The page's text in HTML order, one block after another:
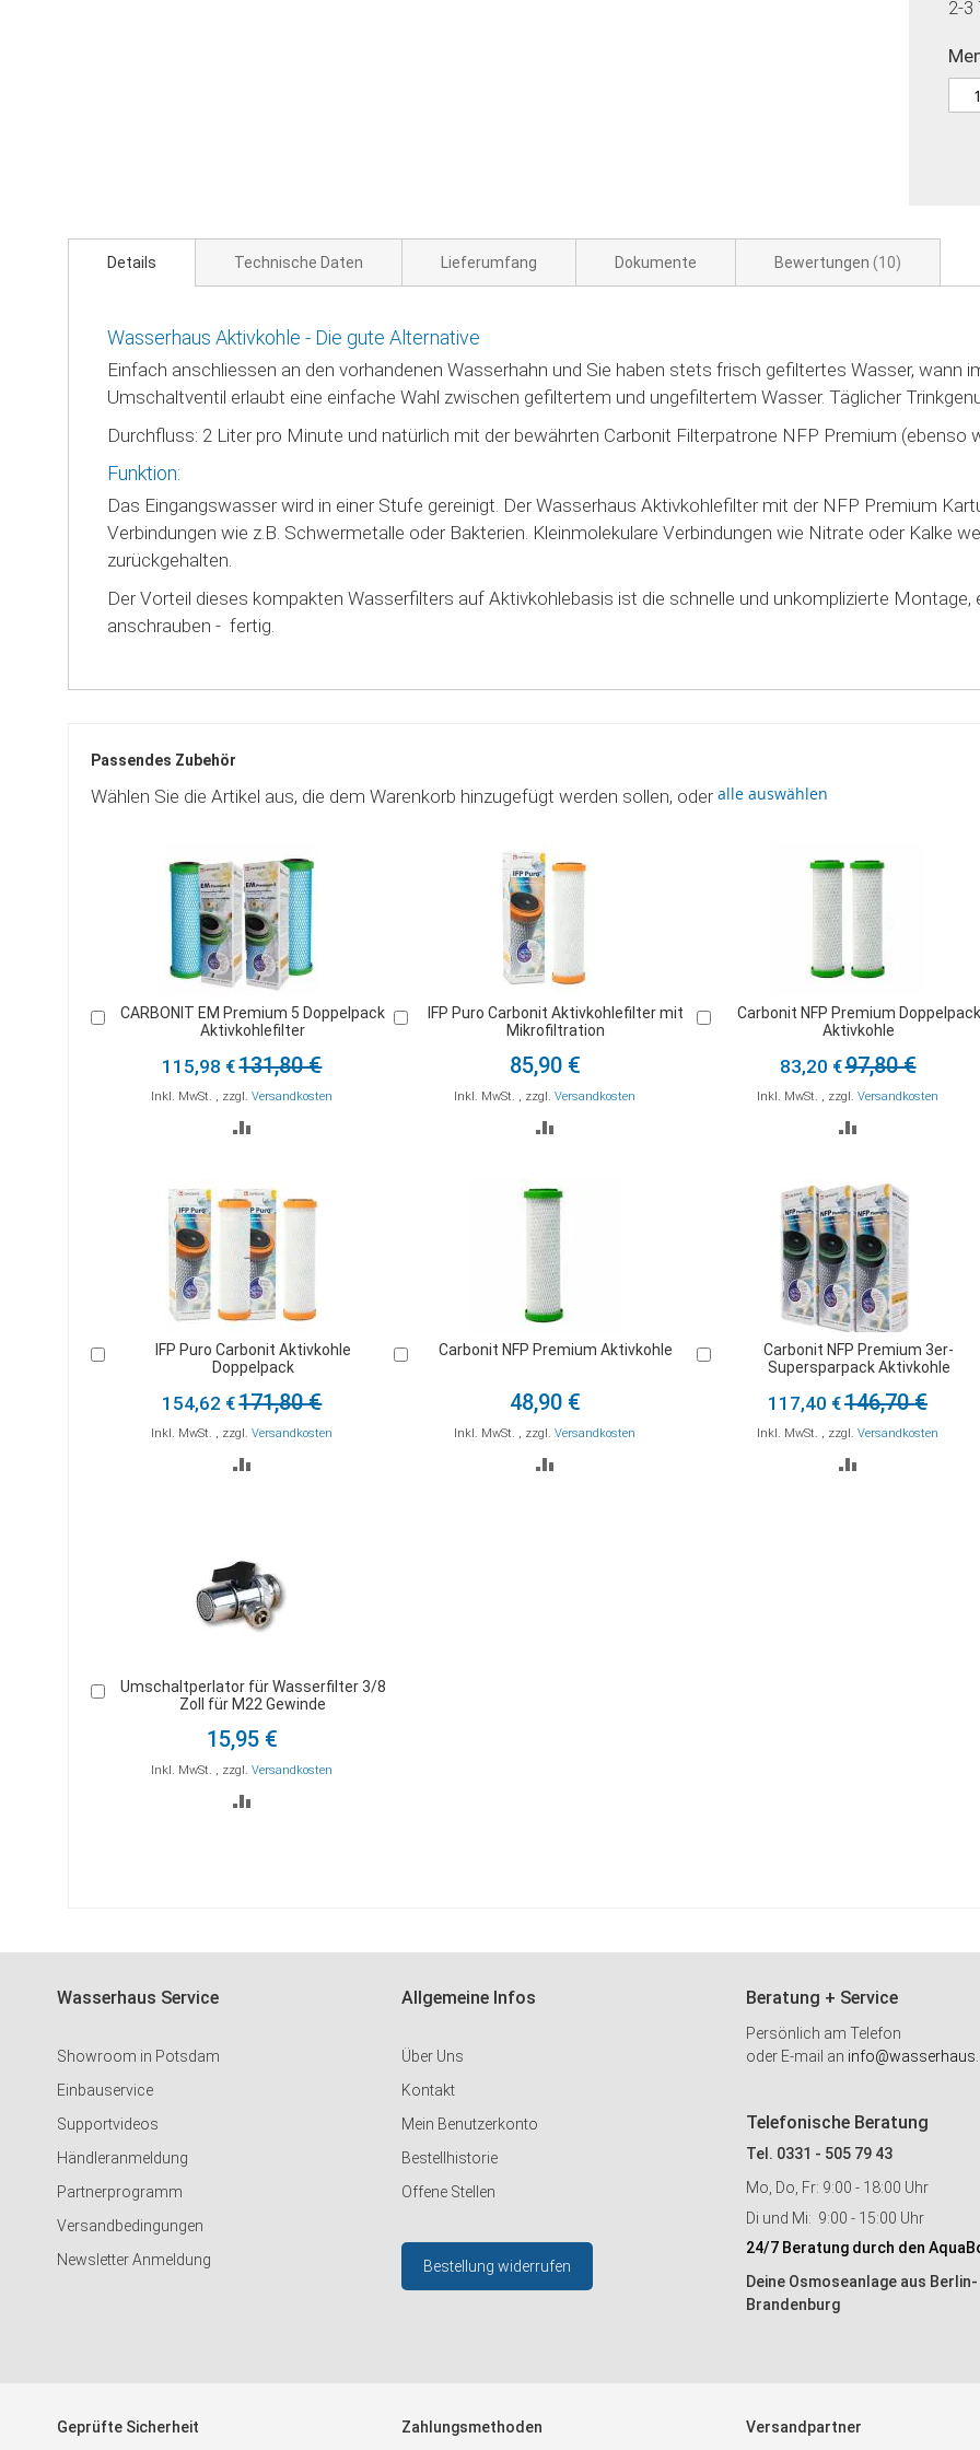
2-3
Details Technische Daten Lieferumfang Dokumente Bewertungen 10
Wasserhaus Aktivkohle - Die gute Alternative
Einfach anschliessen an den vorhandenen Wasserhahn und Sie haben stets frisch gefiltertes Wasser, wann
Umschaltventil erlaubt eine einfache Wahl zwischen gefiltertem und ungefiltertem Wasser. Täglicher
Durchfluss: 2 Liter pro Minute und natürlich mit der bewährten Carbonit Filterpatrone NFP Premium (ebenso
Funktion:
Das Eingangswasser wird in einer Stufe gereinigt. Der Wasserhaus Aktivkohlefilter mit der NFP Premium
Verbindungen wie z.B. Schwermetalle oder Bakterien. Kleinmolekulare Verbindungen wie Nitrate oder Kalke
zurückgehalten.
Der Vorteil dieses kompakten Wasserfilters auf Aktivkohlebasis ist die schnelle und unkomplizierte
anschrauben - fertig.
Passendes Zubehör
Wählen Sie die Artikel aus, die dem Warenkorb hinzugefügt werden sollen, oderalle auswählen
CARBONIT EM Premium 5 Doppelpack
Aktivkohlefilter
115,98 €131,80 €
Inkl. MwSt. , zzgl.Versandkosten
In
HINZUFÜGEN
IFP Puro Carbonit Aktivkohlefilter mit
Mikrofiltration
85,90 €
Inkl. MwSt. , zzgl.Versandkosten
HINZUFÜGEN
Carbonit NFP Premium Doppelpack
Aktivkohle
83,20 €97,80 €
Inkl. MwSt. , zzgl.Versandkosten
HINZUFÜGEN
IFP Puro Carbonit Aktivkohle
Doppelpack
154,62 €171,80 €
Inkl. MwSt. , zzgl.Versandkosten
Carbonit NFP Premium Aktivkohle
48,90 €
Inkl. MwSt. , zzgl.Versandkosten
Carbonit NFP Premium 3er-
Supersparpack Aktivkohle
117,40 €146,70 €
Inkl. MwSt. , zzgl.Versandkosten
Umschaltperlator für Wasserfilter 3/8
Zoll für M22 Gewinde
15,95 €
Inkl. MwSt. , zzgl.Versandkosten
In
Wasserhaus Service
Showroom in Potsdam
Einbauservice
Supportvideos
Händleranmeldung
Partnerprogramm
Versandbedingungen
Newsletter Anmeldung
Allgemeine Infos
Über Uns
Kontakt
Mein Benutzerkonto
Bestellhistorie
Offene Stellen
Bestellung widerrufen
Beratung + Service
Persönlich am Telefon
oder E-mail an
Telefonische Beratung
Tel. 0331 - 505 79 43
Mo, Do, Fr: 9:00 - 18:00 Uhr
Di und Mi: 9:00 - 15:00 Uhr
24/7 Beratung durch den
Deine Osmoseanlage aus Berlin-
Brandenburg
Geprüfte Sicherheit Zahlungsmethoden Versandpartner